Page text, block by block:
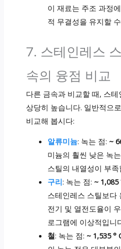
이 재료는 주조 과정
적 무결성을 유지할
7. 스테인레스
속의 융점 비교
다른 금속과 비교할 때, 스
상당히 높습니다. 일반적으
비교해 봅시다:
알류미늄: 녹는 점: ~
미늄의 훨씬 낮은 녹
스틸의 내열성이 부족
구리: 녹는 점: ~ 1,085
스테인레스 스틸보다
전기 및 열전도율이
로그램에 이상적입니
철: 녹는 점: ~ 1,535 °